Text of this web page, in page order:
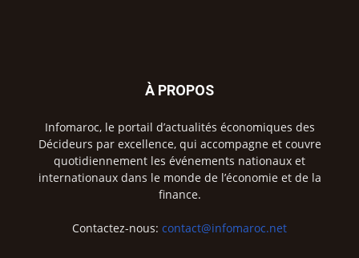
À PROPOS
Infomaroc, le portail d’actualités économiques des
Décideurs par excellence, qui accompagne et couvre
quotidiennement les événements nationaux et
internationaux dans le monde de l’économie et de la
finance.
Contactez-nous: contact@infomaroc.net